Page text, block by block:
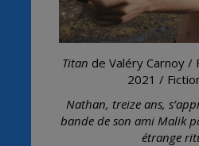
Titan de Valéry Carnoy /
2021 /
Nathan, treize ans,
bande de son ami Malik
étrange